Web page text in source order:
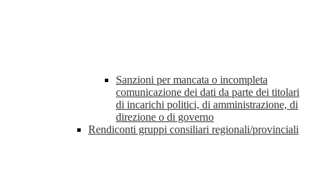
Sanzioni per mancata o incompleta
comunicazione dei dati da parte dei titolari
di incarichi politici, di amministrazione, di
direzione o di governo
Rendiconti gruppi consiliari regionali/provinciali